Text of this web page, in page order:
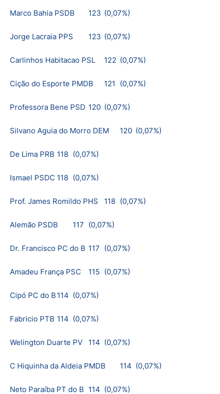
Marco Bahia PSDB 123 (0,07%)
Jorge Lacraia PPS 123 (0,07%)
Carlinhos Habitacao PSL 122 (0,07%)
Cição do Esporte PMDB 121 (0,07%)
Professora Bene PSD 120 (0,07%)
Silvano Aguia do Morro DEM 120 (0,07%)
De Lima PRB 118 (0,07%)
Ismael PSDC 118 (0,07%)
Prof. James Romildo PHS 118 (0,07%)
Alemão PSDB 117 (0,07%)
Dr. Francisco PC do B 117 (0,07%)
Amadeu França PSC 115 (0,07%)
Cipó PC do B 114 (0,07%)
Fabricio PTB 114 (0,07%)
Welington Duarte PV 114 (0,07%)
C Hiquinha da Aldeia PMDB 114 (0,07%)
Neto Paraíba PT do B 114 (0,07%)